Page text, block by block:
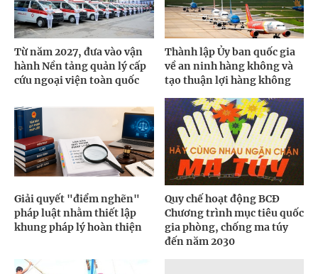
Từ năm 2027, đưa vào vận
hành Nền tảng quản lý cấp
cứu ngoại viện toàn quốc
Thành lập Ủy ban quốc gia
về an ninh hàng không và
tạo thuận lợi hàng không
Giải quyết "điểm nghẽn"
pháp luật nhằm thiết lập
khung pháp lý hoàn thiện
Quy chế hoạt động BCĐ
Chương trình mục tiêu quốc
gia phòng, chống ma túy
đến năm 2030